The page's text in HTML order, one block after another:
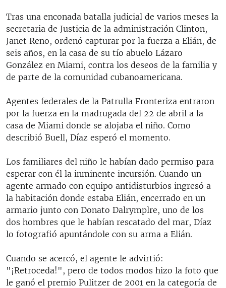
Tras una enconada batalla judicial de varios meses la
secretaria de Justicia de la administración Clinton,
Janet Reno, ordenó capturar por la fuerza a Elián, de
seis años, en la casa de su tío abuelo Lázaro
González en Miami, contra los deseos de la familia y
de parte de la comunidad cubanoamericana.
Agentes federales de la Patrulla Fronteriza entraron
por la fuerza en la madrugada del 22 de abril a la
casa de Miami donde se alojaba el niño. Como
describió Buell, Díaz esperó el momento.
Los familiares del niño le habían dado permiso para
esperar con él la inminente incursión. Cuando un
agente armado con equipo antidisturbios ingresó a
la habitación donde estaba Elián, encerrado en un
armario junto con Donato Dalrymplre, uno de los
dos hombres que le habían rescatado del mar, Díaz
lo fotografió apuntándole con su arma a Elián.
Cuando se acercó, el agente le advirtió:
"¡Retroceda!", pero de todos modos hizo la foto que
le ganó el premio Pulitzer de 2001 en la categoría de